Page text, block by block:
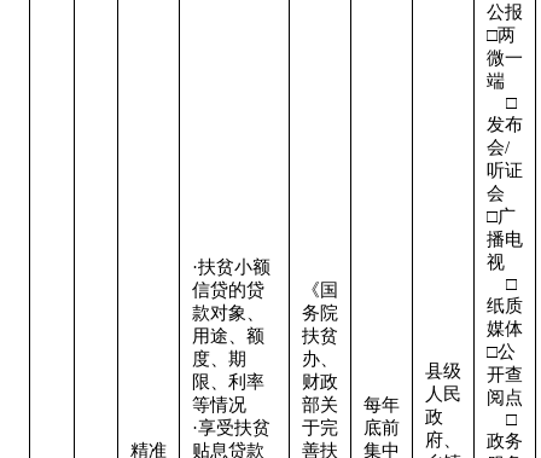
精准
·扶贫小额
信贷的贷
款对象、
用途、额
度、期
限、利率
等情况
·享受扶贫
贴息贷款
《国
务院
扶贫
办、
财政
部关
于完
善扶
每年
底前
集中
县级
人民
政
府、
公报
□两
微一
端
□
发布
会/
听证
会
□广
播电
视
□
纸质
媒体
□公
开查
阅点
□
政务